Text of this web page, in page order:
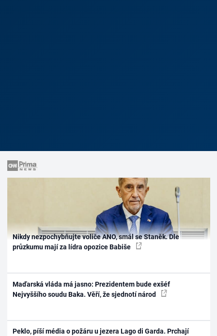
Nikdy nezpochybňujte voliče ANO, smál se Staněk. Dle
průzkumu mají za lídra opozice Babiše
Maďarská vláda má jasno: Prezidentem bude exšéf
Nejvyššího soudu Baka. Věří, že sjednotí národ
Peklo, píší média o požáru u jezera Lago di Garda. Prchají